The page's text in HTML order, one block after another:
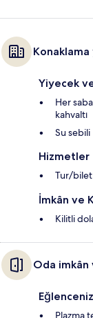
Konaklama
Yiyecek
Her
kahvaltı
Su sebili
Hizmetler
Tur/
İmkân ve
Kilitli
Oda imkân
Plazma